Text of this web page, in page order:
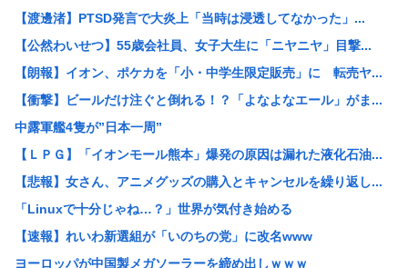
【渡邊渚】PTSD発言で大炎上「当時は浸透してなかった」...
【公然わいせつ】55歳会社員、女子大生に「ニヤニヤ」目撃...
【朗報】イオン、ポケカを「小・中学生限定販売」に 転売ヤ...
【衝撃】ビールだけ注ぐと倒れる！？「よなよなエール」がま...
中露軍艦4隻が”日本一周”
【ＬＰＧ】「イオンモール熊本」爆発の原因は漏れた液化石油...
【悲報】女さん、アニメグッズの購入とキャンセルを繰り返し...
「Linuxで十分じゃね…？」世界が気付き始める
【速報】れいわ新選組が「いのちの党」に改名www
ヨーロッパが中国製メガソーラーを締め出しｗｗｗ